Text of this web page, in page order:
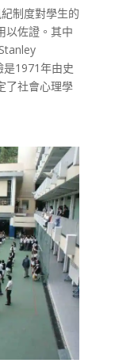
制度對學生的
以佐證。其中
1971年由史
了社會心理學